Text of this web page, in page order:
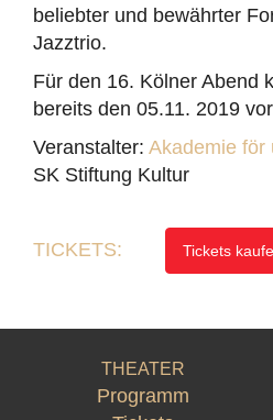
beliebter und bewährter
Jazztrio.
Für den 16. Kölner Abend
bereits den 05.11. 2019
Veranstalter: Akademie för
SK Stiftung Kultur
TICKETS: Tickets
THEATER
Programm